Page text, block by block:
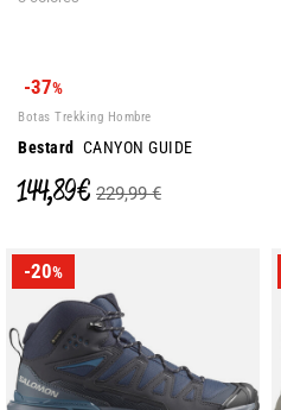
-37%
Botas Trekking Hombre
Bestard CANYON GUIDE
144,89 € 229,99 €
-20%